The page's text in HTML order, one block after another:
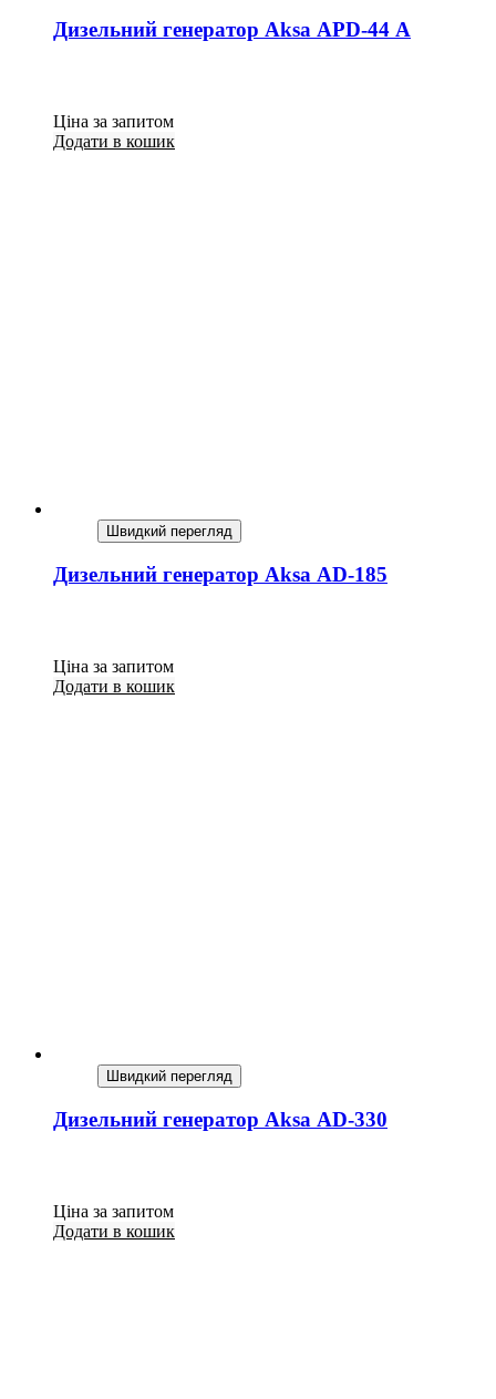
Дизельний генератор Aksa APD-44 A
Ціна за запитом
Додати в кошик
Швидкий перегляд
Дизельний генератор Aksa AD-185
Ціна за запитом
Додати в кошик
Швидкий перегляд
Дизельний генератор Aksa AD-330
Ціна за запитом
Додати в кошик